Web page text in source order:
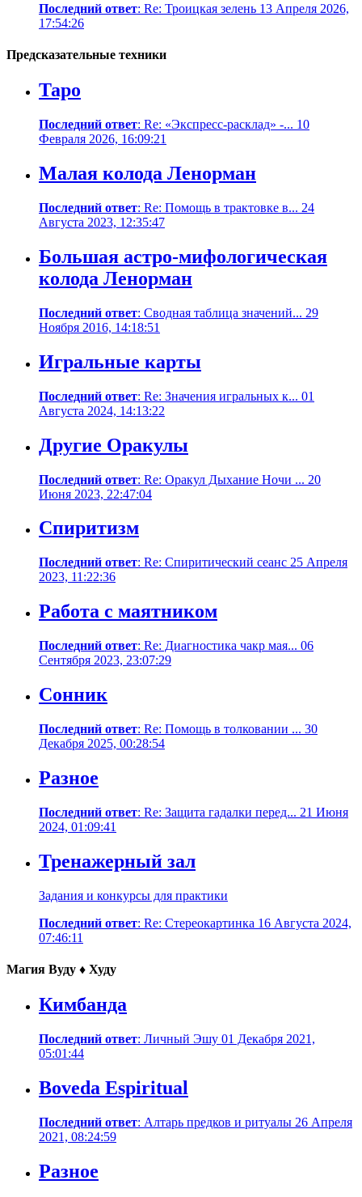
Последний ответ: Re: Троицкая зелень 13 Апреля 2026,
17:54:26
Предсказательные техники
Таро
Последний ответ: Re: «Экспресс-расклад» -... 10
Февраля 2026, 16:09:21
Малая колода Ленорман
Последний ответ: Re: Помощь в трактовке в... 24
Августа 2023, 12:35:47
Большая астро-мифологическая
колода Ленорман
Последний ответ: Сводная таблица значений... 29
Ноября 2016, 14:18:51
Игральные карты
Последний ответ: Re: Значения игральных к... 01
Августа 2024, 14:13:22
Другие Оракулы
Последний ответ: Re: Оракул Дыхание Ночи ... 20
Июня 2023, 22:47:04
Спиритизм
Последний ответ: Re: Cпиритический сеанс 25 Апреля
2023, 11:22:36
Работа с маятником
Последний ответ: Re: Диагностика чакр мая... 06
Сентября 2023, 23:07:29
Сонник
Последний ответ: Re: Помощь в толковании ... 30
Декабря 2025, 00:28:54
Разное
Последний ответ: Re: Защита гадалки перед... 21 Июня
2024, 01:09:41
Тренажерный зал
Задания и конкурсы для практики
Последний ответ: Re: Стереокартинка 16 Августа 2024,
07:46:11
Магия Вуду ♦ Худу
Кимбанда
Последний ответ: Личный Эшу 01 Декабря 2021,
05:01:44
Boveda Espiritual
Последний ответ: Алтарь предков и ритуалы 26 Апреля
2021, 08:24:59
Разное